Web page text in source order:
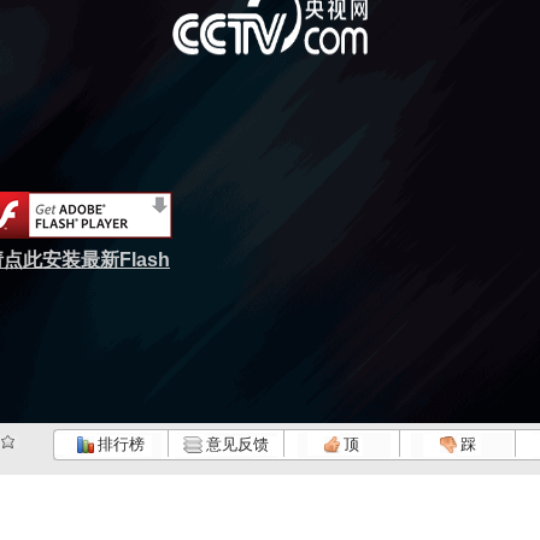
点此安装最新Flash
排行榜 意见反馈 顶 踩